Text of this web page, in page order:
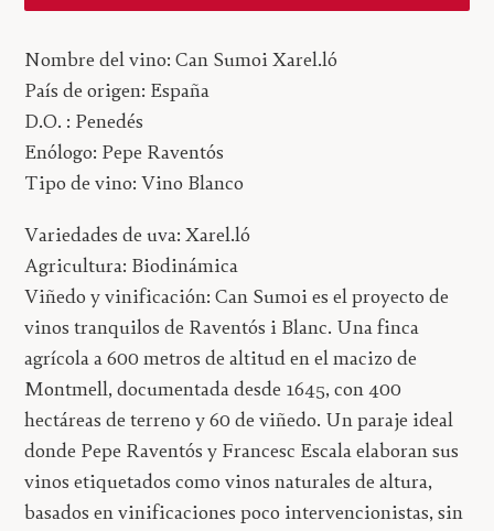
Nombre del vino: Can Sumoi Xarel.ló
País de origen: España
D.O. : Penedés
Enólogo: Pepe Raventós
Tipo de vino: Vino Blanco
Variedades de uva: Xarel.ló
Agricultura: Biodinámica
Viñedo y vinificación: Can Sumoi es el proyecto de
vinos tranquilos de Raventós i Blanc. Una finca
agrícola a 600 metros de altitud en el macizo de
Montmell, documentada desde 1645, con 400
hectáreas de terreno y 60 de viñedo. Un paraje ideal
donde Pepe Raventós y Francesc Escala elaboran sus
vinos etiquetados como vinos naturales de altura,
basados en vinificaciones poco intervencionistas, sin